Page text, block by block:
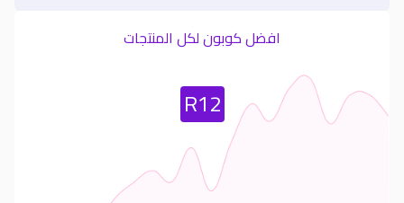
افضل كوبون لكل المنتجات
Most Used CouponR12